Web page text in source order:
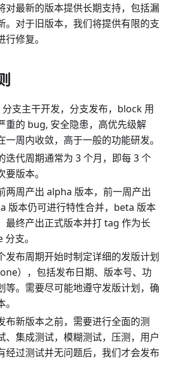
对最新的版本提供长期支持，包括漏
。对于旧版本，我们将提供有限的支
修复。
支主干开发，分支发布，block 用
重的 bug, 安全隐患，高优先级解
一周内收敛，高于一般的功能研发。
迭代周期通常为 3 个月，即每 3 个
版本。
两周产出 alpha 版本，前一周产出
版本仍可进行特性合并，beta 版本
最终产出正式版本并打 tag 作为长
支。
发布周期开始时制定详细的发版计划
），包括发布日期、版本号、功
等。需要尽可能地遵守发版计划，确
布新版本之前，需要进行全面的测
、集成测试，模糊测试，压测，用户
经过测试并无问题后，我们才会发布